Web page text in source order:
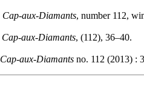
Cap-aux-Diamants, number 112,
Cap-aux-Diamants, (112), 36–40.
Cap-aux-Diamants no. 112 (2013) :